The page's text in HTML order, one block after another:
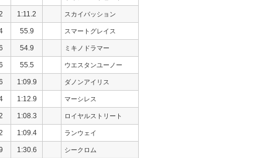
1:11.2 スカイパッション
55.9 スマートグレイス
54.9 ミキノドラマー
55.5 ウエスタンユーノー
1:09.9 ダノンアイリス
1:12.9 マーシレス
1:08.3 ロイヤルストリート
1:09.4 ランウェイ
1:30.6 シークロム